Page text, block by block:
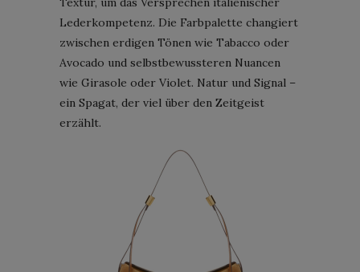
Lederkompetenz. Die Farbpalette changiert
zwischen erdigen Tönen wie Tabacco oder
Avocado und selbstbewussteren Nuancen
wie Girasole oder Violet. Natur und Signal –
ein Spagat, der viel über den Zeitgeist
erzählt.